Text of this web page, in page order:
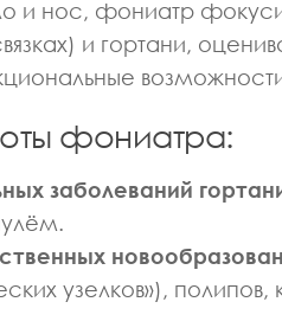
и нос, фониатр
и гортани,
фониатра:
заболеваний
узелков»), полипов,